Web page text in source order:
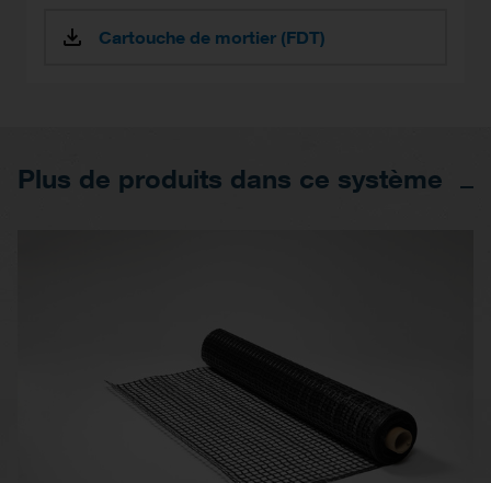
Cartouche de mortier (FDT)
Plus de produits dans ce système